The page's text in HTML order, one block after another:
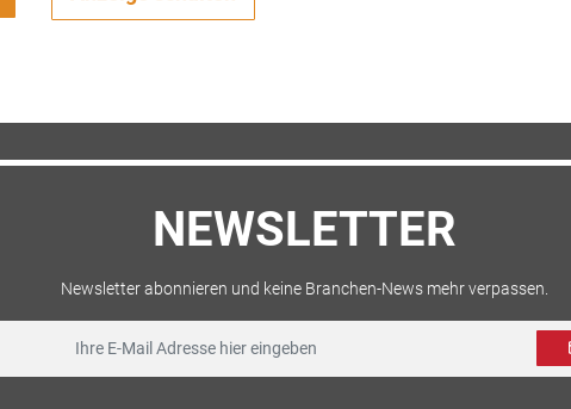
NEWSLETTER
Newsletter abonnieren und keine Branchen-News mehr verpassen.